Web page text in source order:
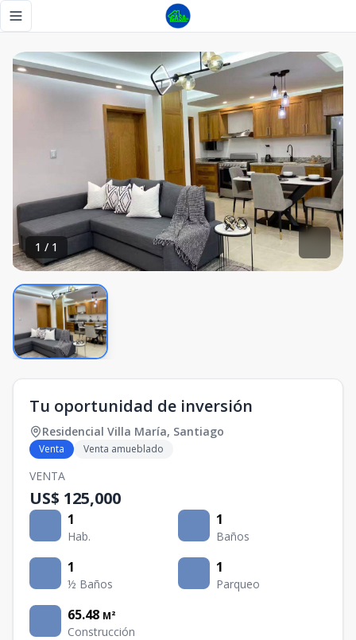
Toggle navigation menu
1 / 1
Tu oportunidad de inversión
Residencial Villa María, Santiago
Venta Venta amueblado
VENTA
US$ 125,000
1
Hab.
1
Baños
1
½ Baños
1
Parqueo
65.48 M²
Construcción
Tu oportunidad de inversión - Tu Casa RD